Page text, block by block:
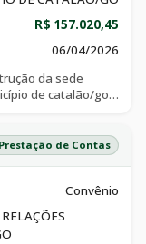
R$ 157.020,45
06/04/2026
da sede
de catalão/go,
Prestação de Contas
Convênio